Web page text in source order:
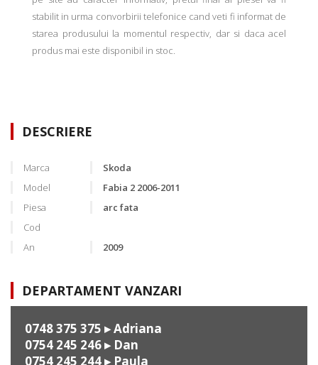
stabilit in urma convorbirii telefonice cand veti fi informat de
starea produsului la momentul respectiv, dar si daca acel
produs mai este disponibil in stoc.
DESCRIERE
Marca
Skoda
Model
Fabia 2 2006-2011
Piesa
arc fata
Cod
An
2009
DEPARTAMENT VANZARI
0748 375 375 ▸ Adriana
0754 245 246▸ Dan
0754 245 244▸ Paula